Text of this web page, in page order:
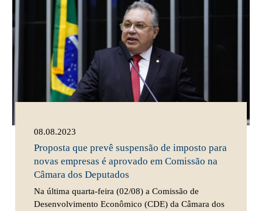
08.08.2023
Proposta que prevê suspensão de imposto para
novas empresas é aprovado em Comissão na
Câmara dos Deputados
Na última quarta-feira (02/08) a Comissão de
Desenvolvimento Econômico (CDE) da Câmara dos